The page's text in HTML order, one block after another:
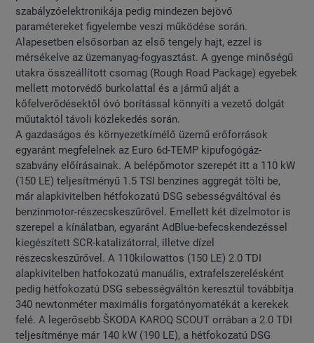
szabályzóelektronikája pedig mindezen bejövő
paramétereket figyelembe veszi működése során.
Alapesetben elsősorban az első tengely hajt, ezzel is
mérsékelve az üzemanyag-fogyasztást. A gyenge minőségű
utakra összeállított csomag (Rough Road Package) egyebek
mellett motorvédő burkolattal és a jármű alját a
kőfelverődésektől óvó borítással könnyíti a vezető dolgát
műutaktól távoli közlekedés során.
A gazdaságos és környezetkímélő üzemű erőforrások
egyaránt megfelelnek az Euro 6d-TEMP kipufogógáz-
szabvány előírásainak. A belépőmotor szerepét itt a 110 kW
(150 LE) teljesítményű 1.5 TSI benzines aggregát tölti be,
már alapkivitelben hétfokozatú DSG sebességváltóval és
benzinmotor-részecskeszűrővel. Emellett két dízelmotor is
szerepel a kínálatban, egyaránt AdBlue-befecskendezéssel
kiegészített SCR-katalizátorral, illetve dízel
részecskeszűrővel. A 110kilowattos (150 LE) 2.0 TDI
alapkivitelben hatfokozatú manuális, extrafelszerelésként
pedig hétfokozatú DSG sebességváltón keresztül továbbítja
340 newtonméter maximális forgatónyomatékát a kerekek
felé. A legerősebb ŠKODA KAROQ SCOUT orrában a 2.0 TDI
teljesítménye már 140 kW (190 LE), a hétfokozatú DSG